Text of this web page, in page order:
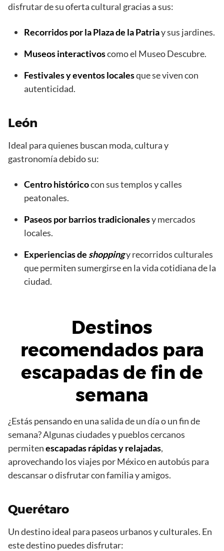
disfrutar de su oferta cultural gracias a sus:
Recorridos por la Plaza de la Patriay sus jardines.
Museos interactivoscomo el Museo Descubre.
Festivales y eventos localesque se viven con
autenticidad.
León
Ideal para quienes buscan moda, cultura y
gastronomía debido su:
Centro históricocon sus templos y calles
peatonales.
Paseos por barrios tradicionalesy mercados
locales.
Experiencias de shoppingy recorridos culturales
que permiten sumergirse en la vida cotidiana de la
ciudad.
Destinos
recomendados para
escapadas de fin de
semana
¿Estás pensando en una salida de un día o un fin de
semana? Algunas ciudades y pueblos cercanos
permitenescapadas rápidas y relajadas,
aprovechando los viajes por México en autobús para
descansar o disfrutar con familia y amigos.
Querétaro
Un destino ideal para paseos urbanos y culturales. En
este destino puedes disfrutar: